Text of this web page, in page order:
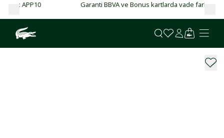
Garanti BBVA ve Bonus kartlarda vade farksız 4 taksit!